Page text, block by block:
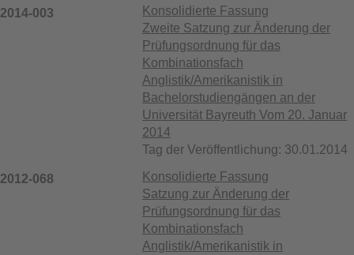
2014-003
Konsolidierte Fassung
Zweite Satzung zur Änderung der
Prüfungsordnung für das
Kombinationsfach
Anglistik/Amerikanistik in
Bachelorstudiengängen an der
Universität Bayreuth Vom 20. Januar
2014
Tag der Veröffentlichung: 30.01.2014
2012-068
Konsolidierte Fassung
Satzung zur Änderung der
Prüfungsordnung für das
Kombinationsfach
Anglistik/Amerikanistik in